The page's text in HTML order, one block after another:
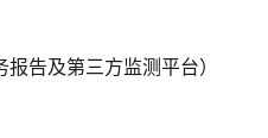
告及第三方监测平台）